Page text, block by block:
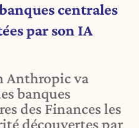
centrales
par son IA
Anthropic va
banques
des Finances les
découvertes par